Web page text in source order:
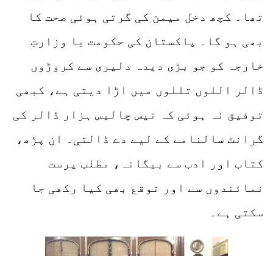
تھا۔ کچھ دخل میمن کی گرتی ہوئی صحت کا
بھی ہو گا۔ پاکستان کی حکومت یا وزارتِ
خارجہ کو جو بڑی دیدہ دلیری سے کروڑوں
ڈالر اللوں تللوں میں اڑا دیتی ہے، کبھی
توفیق نہ ہوئی کہ تیس چالیس ہزار ڈالر کی
گرانٹ سالنامے کے لیے دے ڈالتی۔ ان پڑھ،
کتاب اور ادب سے بیگانہ، مطلب پرست
نمائندوں سے اور توقع بھی کیا رکھی جا
سکتی ہے۔